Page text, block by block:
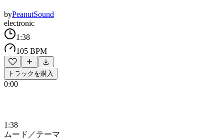
byPeanutSound
electronic
1:38
105 BPM
トラックを購入
0:00
1:38
ムード／テーマ